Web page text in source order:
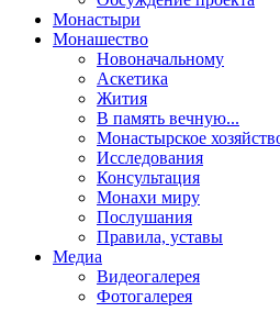
Монастыри
Монашество
Новоначальному
Аскетика
Жития
В память вечную...
Монастырское
Исследования
Консультация
Монахи миру
Послушания
Правила, уставы
Медиа
Видеогалерея
Фотогалерея